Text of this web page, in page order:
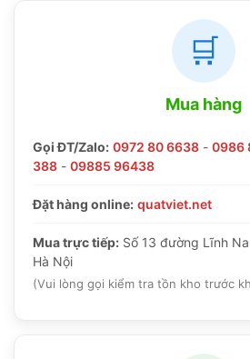
🛒
Mua hàng
Gọi ĐT/Zalo: 0972 80 6638 - 0986
388 - 09885 96438
Đặt hàng online: quatviet.net
Mua trực tiếp: Số 13 đường Lĩnh
Hà Nội
(Vui lòng gọi kiểm tra tồn kho trước